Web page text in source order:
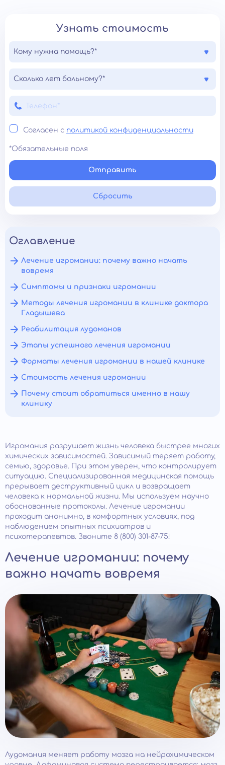
Узнать стоимость
Кому нужна помощь?*
Сколько лет больному?*
Согласен с политикой конфиденциальности
*Обязательные поля
Отправить
Сбросить
Оглавление
Лечение игромании: почему важно начать
вовремя
Симптомы и признаки игромании
Методы лечения игромании в клинике доктора
Гладышева
Реабилитация лудоманов
Этапы успешного лечения игромании
Форматы лечения игромании в нашей клинике
Стоимость лечения игромании
Почему стоит обратиться именно в нашу
клинику
Игромания разрушает жизнь человека быстрее многих
химических зависимостей. Зависимый теряет работу,
семью, здоровье. При этом уверен, что контролирует
ситуацию. Специализированная медицинская помощь
прерывает деструктивный цикл и возвращает
человека к нормальной жизни. Мы используем научно
обоснованные протоколы. Лечение игромании
проходит анонимно, в комфортных условиях, под
наблюдением опытных психиатров и
психотерапевтов. Звоните 8 (800) 301-87-75!
Лечение игромании: почему
важно начать вовремя
Лудомания меняет работу мозга на нейрохимическом